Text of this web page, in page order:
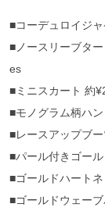
■コーデュロイジ
■ノースリーブタ
es
■ミニスカート 約
■モノグラム柄ハ
■レースアップブ
■パール付きゴー
■ゴールドハート
■ゴールドウェー